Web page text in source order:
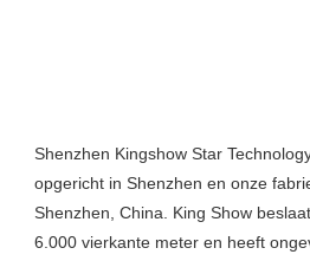
Shenzhen Kingshow Star
opgericht in Shenzhen en onze
Shenzhen, China. King Show
6.000 vierkante meter en heeft